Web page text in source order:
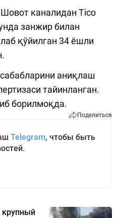
каналидан Tico
занжир билан
қўйилган 34 ёшли
аниқлаш
тайинланган.
борилмоқда.
Поделиться
Telegram, чтобы быть
крупный